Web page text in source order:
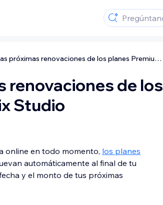
Verificar las próximas renovaciones de los planes Premium o Wix Studio
renovaciones de los
Studio
online en todo momento, los planes
automáticamente al final de tu
y el monto de tus próximas